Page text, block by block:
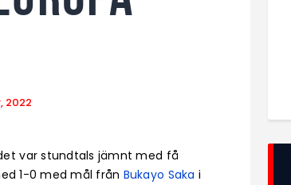
2022
var stundtals jämnt med få
1-0 med mål från Bukayo Saka i